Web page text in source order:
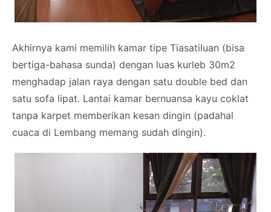
Akhirnya kami memilih kamar tipe Tiasatiluan (bisa
bertiga-bahasa sunda) dengan luas kurleb 30m2
menghadap jalan raya dengan satu double bed dan
satu sofa lipat. Lantai kamar bernuansa kayu coklat
tanpa karpet memberikan kesan dingin (padahal
cuaca di Lembang memang sudah dingin).